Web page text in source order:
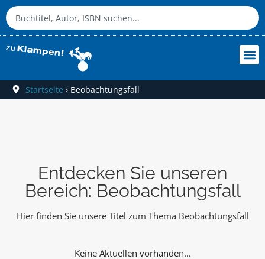
Startseite › Beobachtungsfall
Entdecken Sie unseren
Bereich: Beobachtungsfall
Hier finden Sie unsere Titel zum Thema Beobachtungsfall